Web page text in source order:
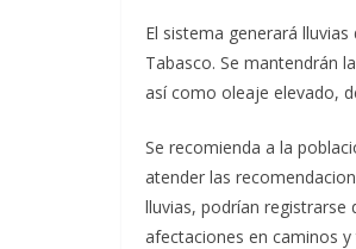
El sistema generará
Tabasco. Se mantendrán
así como oleaje elevado,
Se recomienda a la
atender las
lluvias, podrían
afectaciones en caminos